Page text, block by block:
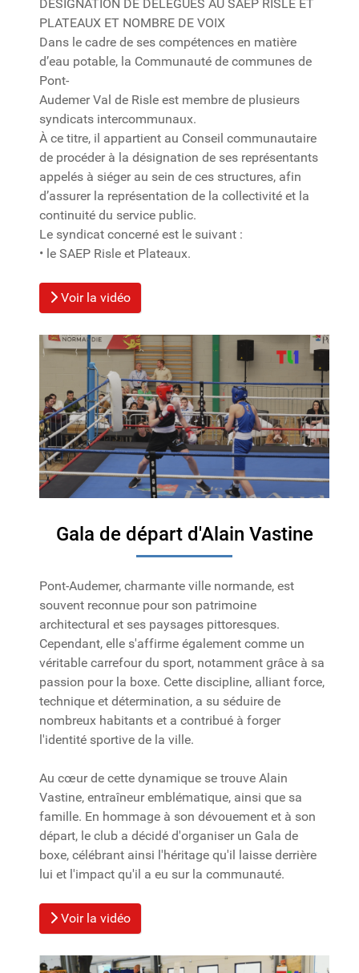
DÉSIGNATION DE DÉLÉGUÉS AU SAEP RISLE ET
PLATEAUX ET NOMBRE DE VOIX
Dans le cadre de ses compétences en matière
d’eau potable, la Communauté de communes de
Pont-
Audemer Val de Risle est membre de plusieurs
syndicats intercommunaux.
À ce titre, il appartient au Conseil communautaire
de procéder à la désignation de ses représentants
appelés à siéger au sein de ces structures, afin
d’assurer la représentation de la collectivité et la
continuité du service public.
Le syndicat concerné est le suivant :
• le SAEP Risle et Plateaux.
Voir la vidéo
Gala de départ d'Alain Vastine
Pont-Audemer, charmante ville normande, est
souvent reconnue pour son patrimoine
architectural et ses paysages pittoresques.
Cependant, elle s'affirme également comme un
véritable carrefour du sport, notamment grâce à sa
passion pour la boxe. Cette discipline, alliant force,
technique et détermination, a su séduire de
nombreux habitants et a contribué à forger
l'identité sportive de la ville.
Au cœur de cette dynamique se trouve Alain
Vastine, entraîneur emblématique, ainsi que sa
famille. En hommage à son dévouement et à son
départ, le club a décidé d'organiser un Gala de
boxe, célébrant ainsi l'héritage qu'il laisse derrière
lui et l'impact qu'il a eu sur la communauté.
Voir la vidéo